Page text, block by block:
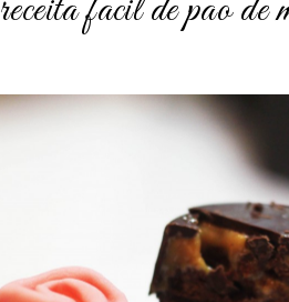
receita facil de pao de